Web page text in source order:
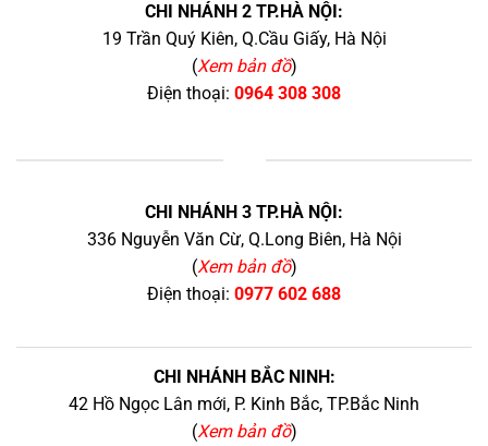
CHI NHÁNH 2 TP.HÀ NỘI:
19 Trần Quý Kiên, Q.Cầu Giấy, Hà Nội
(Xem bản đồ)
Điện thoại: 0964 308 308
CHI NHÁNH 3 TP.HÀ NỘI:
336 Nguyễn Văn Cừ, Q.Long Biên, Hà Nội
(Xem bản đồ)
Điện thoại: 0977 602 688
CHI NHÁNH BẮC NINH:
42 Hồ Ngọc Lân mới, P. Kinh Bắc, TP.Bắc Ninh
(Xem bản đồ)